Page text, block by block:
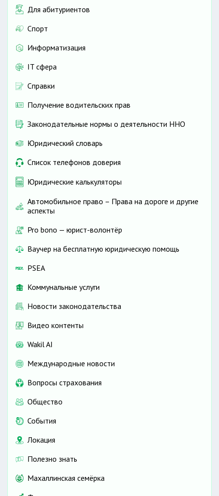
Для абитуриентов
Спорт
Информатизация
IT сфера
Справки
Получение водительских прав
Законодательные нормы о деятельности ННО
Юридический словарь
Список телефонов доверия
Юридические калькуляторы
Автомобильное право – Права на дороге и другие
аспекты
Pro bono — юрист-волонтёр
Ваучер на бесплатную юридическую помощь
PSEA
Коммунальные услуги
Новости законодательства
Видео контенты
Wakil AI
Международные новости
Вопросы страхования
Общество
События
Локация
Полезно знать
Махаллинская семёрка